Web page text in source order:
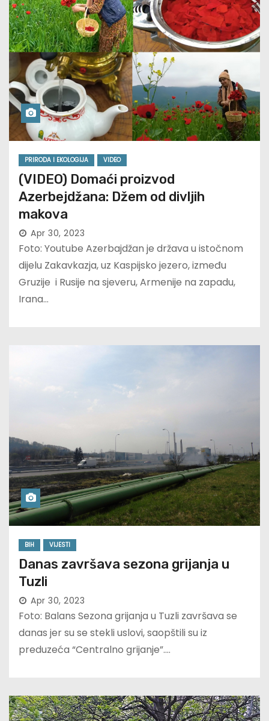
PRIRODA I EKOLOGIJA VIDEO
(VIDEO) Domaći proizvod
Azerbejdžana: Džem od divljih
makova
Apr 30, 2023
Foto: Youtube Azerbajdžan je država u istočnom
dijelu Zakavkazja, uz Kaspijsko jezero, između
Gruzije i Rusije na sjeveru, Armenije na zapadu,
Irana…
BIH VIJESTI
Danas završava sezona grijanja u
Tuzli
Apr 30, 2023
Foto: Balans Sezona grijanja u Tuzli završava se
danas jer su se stekli uslovi, saopštili su iz
preduzeća “Centralno grijanje”.…